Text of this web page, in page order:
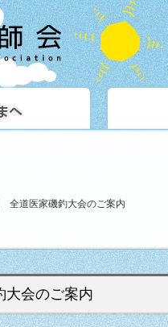
全道医家磯釣大会のご案内
会のご案内